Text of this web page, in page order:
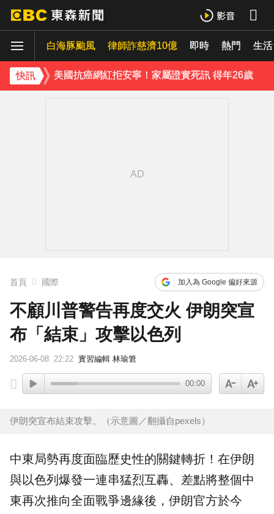
白海豚颱風 律師詐慈濟10億 即時 熱門 生活
快訊
《半澤直樹》男星宣布再婚！迎新生命雙喜臨門
涉製毒、跨國販毒！埃及女星被判死刑
美國抗癌網紅拒安寧！家屬證實死訊 得年26歲
首頁 國際 加入為 Google 偏好來源
不顧川普警告再度交火 伊朗突宣
布「結束」攻擊以色列
2026-06-08 22:22 實習編輯 林瑜䇹
00:00
伊朗突宣布結束攻擊。（示意圖／翻攝自pexels）
中東局勢再度面臨歷史性的關鍵轉折！在伊朗
與以色列 爆發一連串猛烈互轟、差點將整個中
東再次推向全面戰爭邊緣後，伊朗官方於今